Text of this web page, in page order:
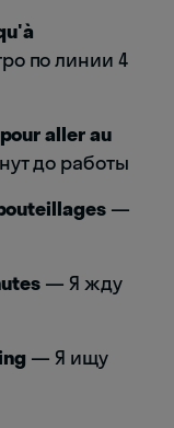
по линии 4
aller au
до работы
—
— Я жду
— Я ищу